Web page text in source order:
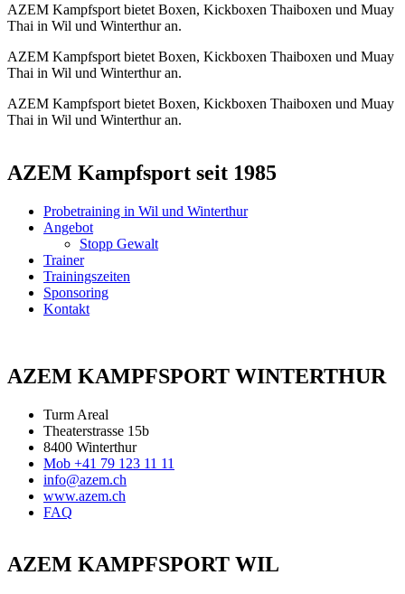
AZEM Kampfsport bietet Boxen, Kickboxen Thaiboxen und Muay
Thai in Wil und Winterthur an.
AZEM Kampfsport bietet Boxen, Kickboxen Thaiboxen und Muay
Thai in Wil und Winterthur an.
AZEM Kampfsport bietet Boxen, Kickboxen Thaiboxen und Muay
Thai in Wil und Winterthur an.
AZEM Kampfsport seit 1985
Probetraining in Wil und Winterthur
Angebot
Stopp Gewalt
Trainer
Trainingszeiten
Sponsoring
Kontakt
AZEM KAMPFSPORT WINTERTHUR
Turm Areal
Theaterstrasse 15b
8400 Winterthur
Mob +41 79 123 11 11
info@azem.ch
www.azem.ch
FAQ
AZEM KAMPFSPORT WIL